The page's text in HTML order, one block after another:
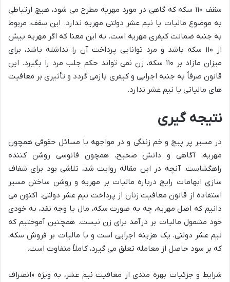
سقف ۱۱۰ سکه که گاهی در مورد مهریه مطرح می شود، هیچ ارتباطی
به موضوع مالیات یا نیم عشر دولتی مهریه ندارد. این سقف، مربوط
به جنبه ضمانت کیفری مهریه است. به این معنا که اگر مهریه بیش
از ۱۱۰ سکه باشد و مرد توانایی پرداخت آن را نداشته باشد، برای
میزان مازاد بر ۱۱۰ سکه، زن نمی تواند حکم جلب مرد را بگیرد. این
قانون صرفاً به جنبه اجرایی و کیفری بازمی گردد و تأثیری بر معافیت
های مالیاتی یا نیم عشر ندارد.
نتیجه گیری
در مسیر پر پیچ و خم زندگی و در مواجهه با مسائل حقوقی همچون
مهریه، آگاهی و دانش صحیح، همچون فانوسی روشن کننده
راهگشاست. آنچه در این مقاله روایت شد، تلاشی بود برای شفاف
سازی ابهامات رایج درباره مالیات بر مهریه و روشن ساختن مسیر
استفاده از قانون معافیت زنان از پرداخت نیم عشر دولتی. اکنون می
دانیم که اصل مهریه، چه به صورت سکه، مال یا وجه نقد، به خودی
خود مشمول مالیات بر درآمد برای زن نیست. همچنین آموختیم که
نیم عشر دولتی، یک هزینه اجرایی است و با مالیات بر فروش سکه،
که بر سود حاصل از معامله تعلق می گیرد، کاملاً متفاوت است.
شرایط و جزئیات بهره مندی از معافیت نیم عشر، به ویژه «انصراف